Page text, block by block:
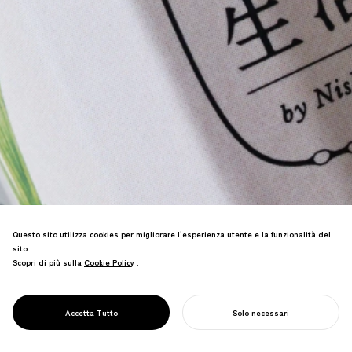
PROJECT
HAKKO SEIKATSU
Kyoto con una nuova iniziativa
imprenditoriale alla stazione di Kyoto.
Questo sito utilizza cookies per migliorare l'esperienza utente e la funzionalità del
sito.
Scopri di più sulla Cookie Policy
Cookie Policy .
Accetta Tutto Solo necessari